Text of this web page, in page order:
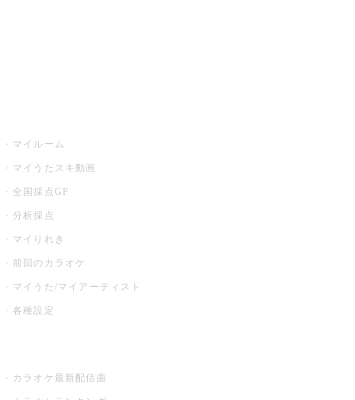
マイルーム
マイうたスキ動画
全国採点GP
分析採点
マイりれき
前回のカラオケ
マイうた/マイアーティスト
各種設定
カラオケ最新配信曲